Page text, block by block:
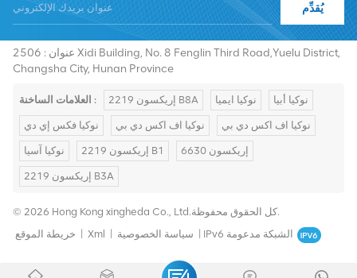
يُقدِّم
+8619376997331
عنوان : 2506 Xidi Building, No. 8 Fenglin Third Road,Yuelu District,
Changsha City, Hunan Province
العلامات الساخنة : إريكسون 2219 B8A نوكيا ايميا نوكيا أبيا
نوكيا فكس إي دي نوكيا اف اكس دي بي نوكيا اف اكس دي بي
نوكيا آسيا إريكسون 2219 B1 إريكسون 6630
إريكسون 2219 B3A
© 2026 Hong Kong xingheda Co., Ltd.كل الحقوق محفوظة.
خريطة الموقع
Xml سياسة الخصوصية IPv6 الشبكة مدعومة